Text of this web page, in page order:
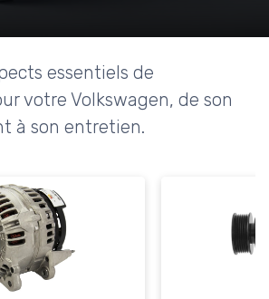
essentiels de
votre Volkswagen, de son
à son entretien.